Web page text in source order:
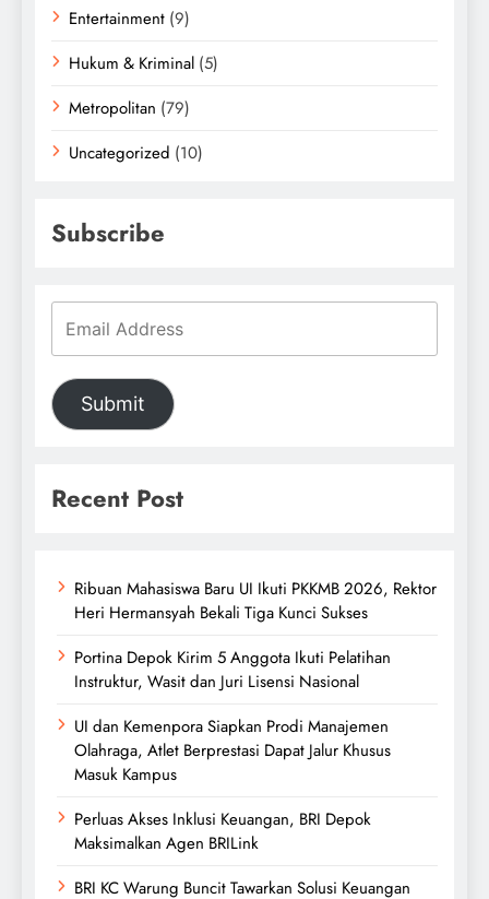
Entertainment (9)
Hukum & Kriminal (5)
Metropolitan (79)
Uncategorized (10)
Subscribe
Submit
Recent Post
Ribuan Mahasiswa Baru UI Ikuti PKKMB 2026, Rektor
Heri Hermansyah Bekali Tiga Kunci Sukses
Portina Depok Kirim 5 Anggota Ikuti Pelatihan
Instruktur, Wasit dan Juri Lisensi Nasional
UI dan Kemenpora Siapkan Prodi Manajemen
Olahraga, Atlet Berprestasi Dapat Jalur Khusus
Masuk Kampus
Perluas Akses Inklusi Keuangan, BRI Depok
Maksimalkan Agen BRILink
BRI KC Warung Buncit Tawarkan Solusi Keuangan